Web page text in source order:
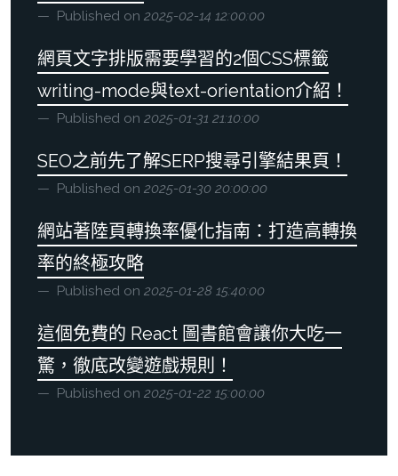
Published on 2025-02-14 12:00:00
網頁文字排版需要學習的2個CSS標籤
writing-mode與text-orientation介紹！
Published on 2025-01-31 21:10:00
SEO之前先了解SERP搜尋引擎結果頁！
Published on 2025-01-30 20:00:00
網站著陸頁轉換率優化指南：打造高轉換
率的終極攻略
Published on 2025-01-28 15:40:00
這個免費的 React 圖書館會讓你大吃一
驚，徹底改變遊戲規則！
Published on 2025-01-22 15:00:00